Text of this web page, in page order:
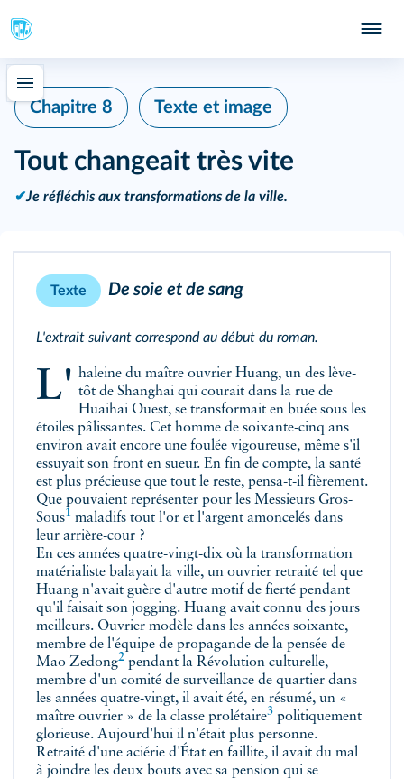
Chapitre 8 Texte et image
Tout changeait très vite
✔Je réfléchis aux transformations de la ville.
Texte De soie et de sang
L'extrait suivant correspond au début du roman.
L'haleine du maître ouvrier Huang, un des lève- tôt de Shanghai qui courait dans la rue de
Huaihai Ouest, se transformait en buée sous les
étoiles pâlissantes. Cet homme de soixante-cinq ans
environ avait encore une foulée vigoureuse, même s'il
essuyait son front en sueur. En fin de compte, la santé
est plus précieuse que tout le reste, pensa-t-il fièrement.
Que pouvaient représenter pour les Messieurs Gros-
Sous1 maladifs tout l'or et l'argent amoncelés dans
leur arrière-cour ?
En ces années quatre-vingt-dix où la transformation
matérialiste balayait la ville, un ouvrier retraité tel que
Huang n'avait guère d'autre motif de fierté pendant
qu'il faisait son jogging. Huang avait connu des jours
meilleurs. Ouvrier modèle dans les années soixante,
membre de l'équipe de propagande de la pensée de
Mao Zedong2 pendant la Révolution culturelle,
membre d'un comité de surveillance de quartier dans
les années quatre-vingt, il avait été, en résumé, un «
maître ouvrier » de la classe prolétaire3 politiquement
glorieuse. Aujourd'hui il n'était plus personne.
Retraité d'une aciérie d'État en faillite, il avait du mal
à joindre les deux bouts avec sa pension qui se